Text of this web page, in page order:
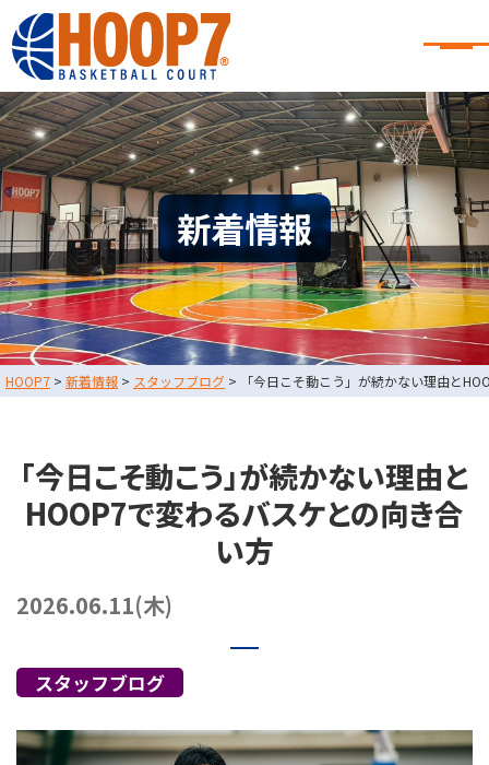
大阪・東大阪・堺のバスケコートレンタル｜HOOP7
大阪・東大阪・堺のバスケコート
レンタル｜HOOP7
HOME
初めての方へ
東大阪店
堺店
大会・イベント情報
HOOPERSスクール
バスケ×BBQ
お知らせ
スタッフブログ
お問い合わせ
利用規約
運営会社情報
採用情報
TEL. 0729-65-6060
堺店 TEL.072-249-8382
新着情報
HOOP7 > 新着情報 > スタッフブログ > 「今日こそ動こう」が続かない理由と
「今日こそ動こう」が続かない理由と
HOOP7で変わるバスケとの向き合
い方
2026.06.11(木)
スタッフブログ